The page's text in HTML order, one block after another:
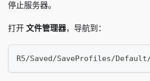
停止服务器。
打开文件管理器，导航到：
R5/Saved/SaveProfiles/